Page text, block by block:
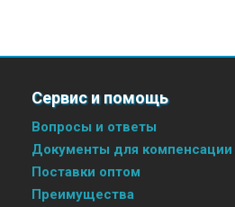
Сервис и помощь
Вопросы и ответы
Документы для компенсации
Поставки оптом
Преимущества